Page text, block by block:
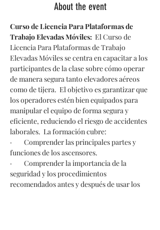
About the event
Curso de Licencia Para Plataformas de
Trabajo Elevadas Móviles: El Curso de
Licencia Para Plataformas de Trabajo
Elevadas Móviles se centra en capacitar a los
participantes de la clase sobre cómo operar
de manera segura tanto elevadores aéreos
como de tijera.  El objetivo es garantizar que
los operadores estén bien equipados para
manipular el equipo de forma segura y
eficiente, reduciendo el riesgo de accidentes
laborales.  La formación cubre:
·        Comprender las principales partes y
funciones de los ascensores.
·        Comprender la importancia de la
seguridad y los procedimientos
recomendados antes y después de usar los